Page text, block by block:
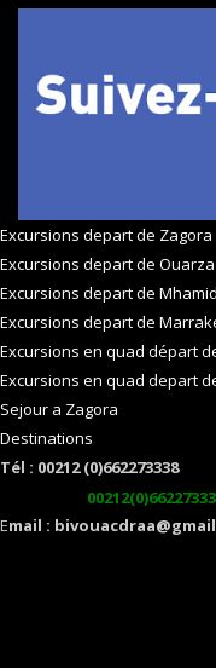
Excursions depart de Zagora
Excursions depart de
Excursions depart de Mhamid
Excursions depart de
Excursions en quad départ
Excursions en quad depart
Sejour a Zagora
Destinations
Tél : 00212 (0)662273338
Email :